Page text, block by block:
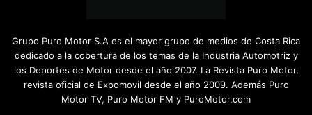
Grupo Puro Motor S.A es el mayor grupo de medios de Costa Rica
dedicado a la cobertura de los temas de la Industria Automotriz y
los Deportes de Motor desde el año 2007. La Revista Puro Motor,
revista oficial de Expomovil desde el año 2009. Además Puro
Motor TV, Puro Motor FM y PuroMotor.com